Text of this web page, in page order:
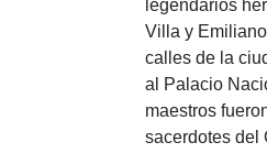
legendarios
Villa y
calles de la
al Palacio
maestros
sacerdotes del